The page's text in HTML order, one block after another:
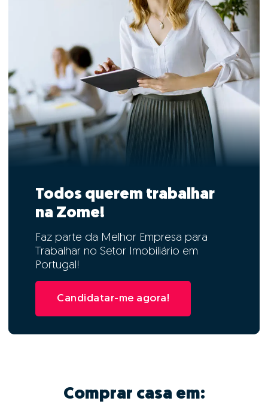
Todos querem trabalhar
na Zome!
Faz parte da Melhor Empresa para
Trabalhar no Setor Imobiliário em
Portugal!
Candidatar-me agora!
Comprar casa em: